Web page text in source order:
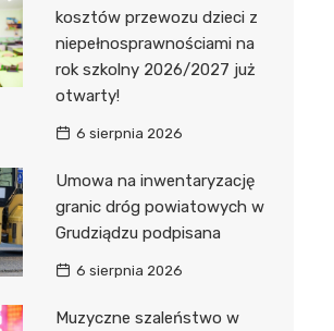
kosztów przewozu dzieci z
niepełnosprawnościami na
rok szkolny 2026/2027 już
otwarty!
6 sierpnia 2026
Umowa na inwentaryzację
granic dróg powiatowych w
Grudziądzu podpisana
6 sierpnia 2026
Muzyczne szaleństwo w